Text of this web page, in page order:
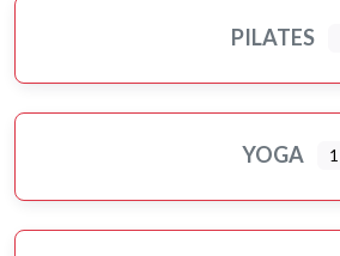
PILATES
YOGA 1